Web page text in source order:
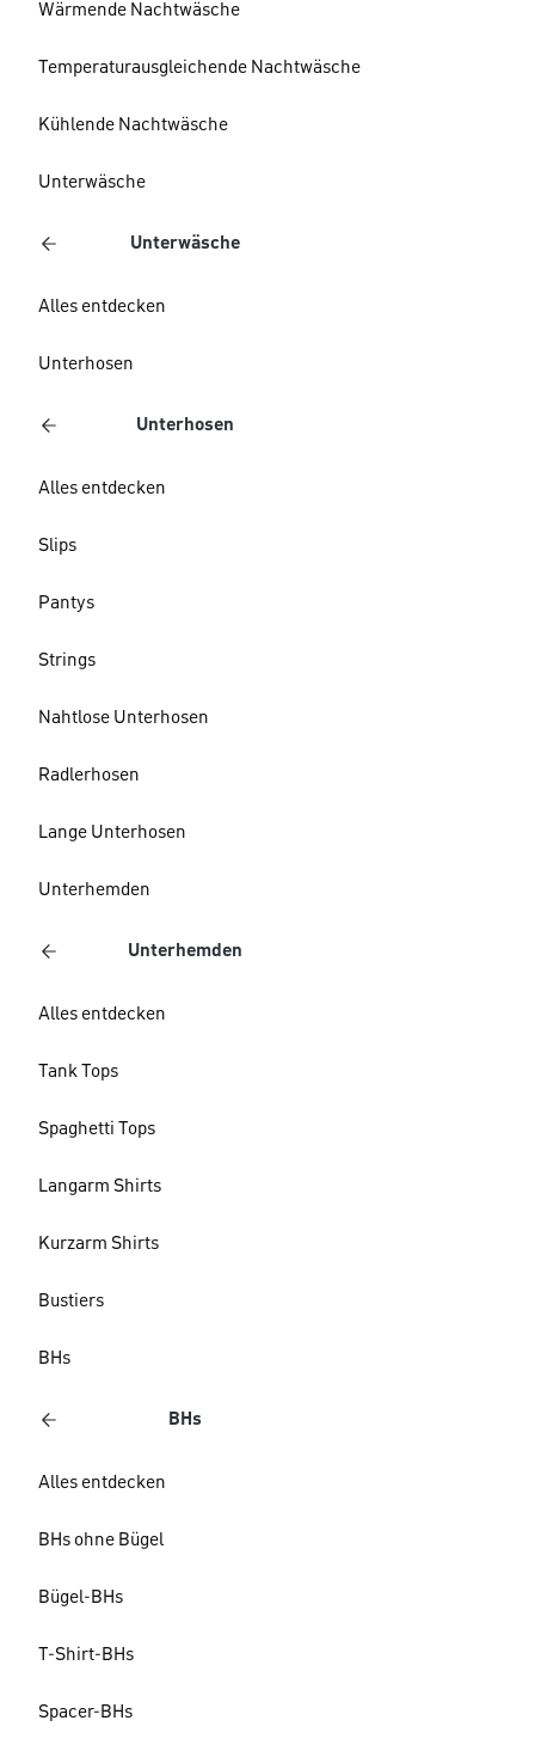
Wärmende Nachtwäsche
Temperaturausgleichende Nachtwäsche
Kühlende Nachtwäsche
Unterwäsche
Unterwäsche
Alles entdecken
Unterhosen
Unterhosen
Alles entdecken
Slips
Pantys
Strings
Nahtlose Unterhosen
Radlerhosen
Lange Unterhosen
Unterhemden
Unterhemden
Alles entdecken
Tank Tops
Spaghetti Tops
Langarm Shirts
Kurzarm Shirts
Bustiers
BHs
BHs
Alles entdecken
BHs ohne Bügel
Bügel-BHs
T-Shirt-BHs
Spacer-BHs